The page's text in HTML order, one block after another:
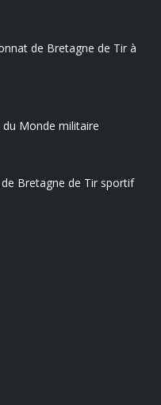
de Bretagne de Tir à
Monde militaire
Bretagne de Tir sportif